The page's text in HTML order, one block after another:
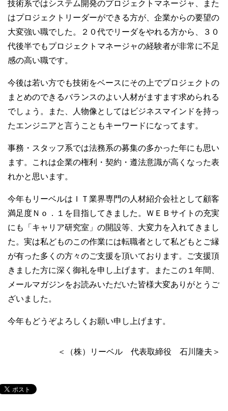
技術系ではシステム開発のプロジェクトマネージャ、また
はプロジェクトリーダーができる方が、企業からの要望の
大変強い職でした。２０代でリーダをやれる方から、３０
代後半でもプロジェクトマネージャの経験者が非常に不足
感の高い職です。
今後は若い方でも技術をベースにその上でプロジェクトの
まとめのできるバランスのよい人材がますます求められる
でしょう。また、人物像としてはビジネスマインドを持っ
たエンジニアと言うこともキーワードになってます。
事務・スタッフ系では法務系の募集の多かった年にも思い
ます。これは企業の権利・契約・遵法意識が高くなった表
れかと思います。
今年もリーベルはＩＴ業界専門の人材紹介会社として顧客
満足度Ｎｏ．１を目指してきました。ＷＥＢサイトの充実
にも「キャリア研究室」の開設等、大変力を入れてきまし
た。実は私どものこの作業には転職者として私どもとご縁
が有った多くの方々のご支援を頂いております。ご支援頂
きました方に深く御礼を申し上げます。またこの１年間、
メールマガジンをお読みいただいた皆様大変ありがとうご
ざいました。
今年もどうぞよろしくお願い申し上げます。
＜（株）リーベル 代表取締役 石川隆夫＞